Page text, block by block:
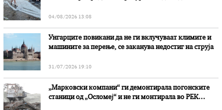
04/08/2026 13:08
Унгарците повикани да не ги вклучуваат климите и
машините за перење, се заканува недостиг на струја
31/07/2026 19:10
„Марковски компани“ ги демонтирала погонските
станици од „Осломеј“ и не ги монтирала во РЕК